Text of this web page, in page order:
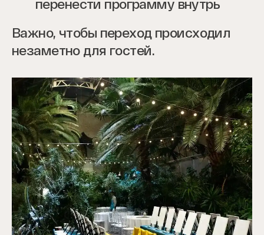
перенести программу внутрь
Важно, чтобы переход происходил
незаметно для гостей.